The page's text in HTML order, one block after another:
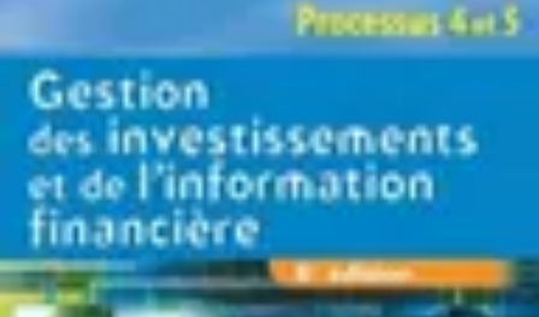
Finance
personnelleDéveloppement personnel
Trucs pour Gagner